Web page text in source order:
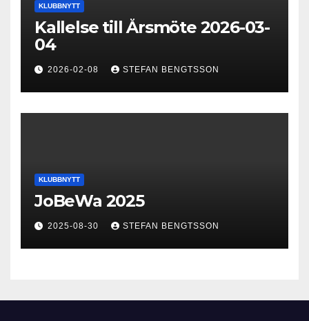
KLUBBNYTT
Kallelse till Årsmöte 2026-03-
04
2026-02-08 STEFAN BENGTSSON
KLUBBNYTT
JoBeWa 2025
2025-08-30 STEFAN BENGTSSON